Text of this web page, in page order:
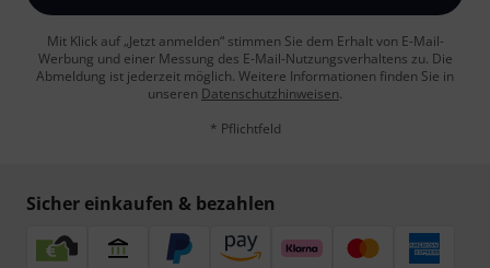
Mit Klick auf „Jetzt anmelden“ stimmen Sie dem Erhalt von E-Mail-
Werbung und einer Messung des E-Mail-Nutzungsverhaltens zu. Die
Abmeldung ist jederzeit möglich. Weitere Informationen finden Sie in
unseren Datenschutzhinweisen.
* Pflichtfeld
Sicher einkaufen & bezahlen